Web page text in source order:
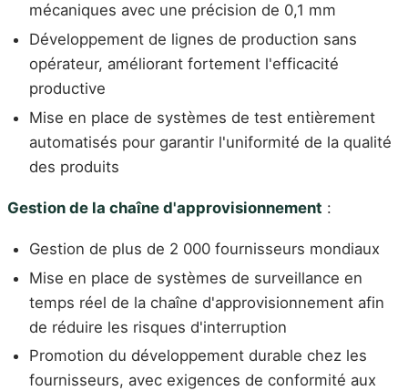
mécaniques avec une précision de 0,1 mm
Développement de lignes de production sans
opérateur, améliorant fortement l'efficacité
productive
Mise en place de systèmes de test entièrement
automatisés pour garantir l'uniformité de la qualité
des produits
Gestion de la chaîne d'approvisionnement :
Gestion de plus de 2 000 fournisseurs mondiaux
Mise en place de systèmes de surveillance en
temps réel de la chaîne d'approvisionnement afin
de réduire les risques d'interruption
Promotion du développement durable chez les
fournisseurs, avec exigences de conformité aux